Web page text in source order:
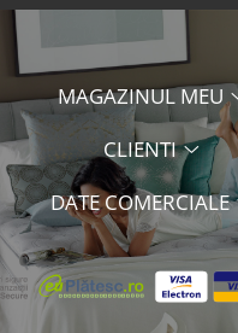
MAGAZINUL MEU
CLIENTI
DATE COMERCIALE